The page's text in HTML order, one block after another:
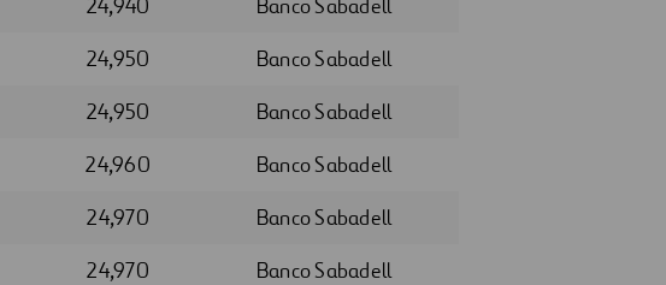
24,940
Banco Sabadell
24,950
Banco Sabadell
24,950
Banco Sabadell
24,960
Banco Sabadell
24,970
Banco Sabadell
24,970
Banco Sabadell